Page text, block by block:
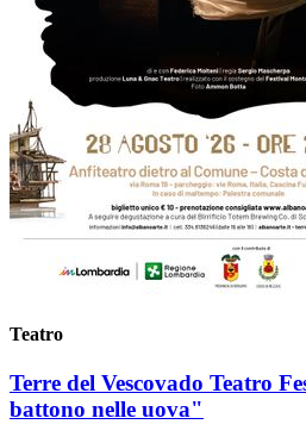
Teatro
Terre del Vescovado Teatro
battono nelle uova"